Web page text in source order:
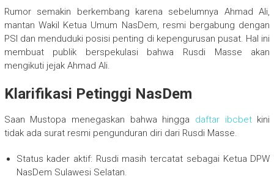
Rumor semakin berkembang karena sebelumnya Ahmad Ali,
mantan Wakil Ketua Umum NasDem, resmi bergabung dengan
PSI dan menduduki posisi penting di kepengurusan pusat. Hal ini
membuat publik berspekulasi bahwa Rusdi Masse akan
mengikuti jejak Ahmad Ali.
Klarifikasi Petinggi NasDem
Saan Mustopa menegaskan bahwa hingga daftar ibcbetkini
tidak ada surat resmi pengunduran diri dari Rusdi Masse.
Status kader aktif: Rusdi masih tercatat sebagai Ketua DPW
NasDem Sulawesi Selatan.